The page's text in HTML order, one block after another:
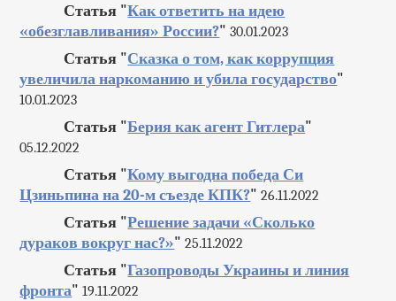
Статья "Как ответить на идею
«обезглавливания» России?" 30.01.2023
Статья "Сказка о том, как коррупция
увеличила наркоманию и убила государство"
10.01.2023
Статья "Берия как агент Гитлера"
05.12.2022
Статья "Кому выгодна победа Си
Цзиньпина на 20-м съезде КПК?" 26.11.2022
Статья "Решение задачи «Сколько
дураков вокруг нас?»" 25.11.2022
Статья "Газопроводы Украины и линия
фронта" 19.11.2022